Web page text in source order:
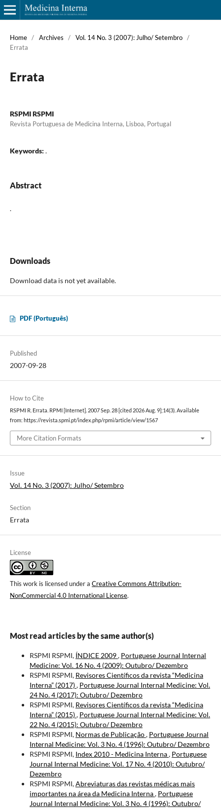
Home / Archives / Vol. 14 No. 3 (2007): Julho/ Setembro /
Errata
Errata
RSPMI RSPMI
Revista Portuguesa de Medicina Interna, Lisboa, Portugal
Keywords: .
Abstract
.
Downloads
Download data is not yet available.
PDF (Português)
Published
2007-09-28
How to Cite
RSPMI R. Errata. RPMI [Internet]. 2007 Sep. 28 [cited 2026 Aug. 9];14(3). Available
from: https://revista.spmi.pt/index.php/rpmi/article/view/1567
More Citation Formats
Issue
Vol. 14 No. 3 (2007): Julho/ Setembro
Section
Errata
License
This work is licensed under a Creative Commons Attribution-
NonCommercial 4.0 International License.
Most read articles by the same author(s)
RSPMI RSPMI, ÍNDICE 2009, Portuguese Journal Internal
Medicine: Vol. 16 No. 4 (2009): Outubro/ Dezembro
RSPMI RSPMI, Revisores Científicos da revista “Medicina
Interna” (2017), Portuguese Journal Internal Medicine: Vol.
24 No. 4 (2017): Outubro/ Dezembro
RSPMI RSPMI, Revisores Científicos da revista “Medicina
Interna” (2015), Portuguese Journal Internal Medicine: Vol.
22 No. 4 (2015): Outubro/ Dezembro
RSPMI RSPMI, Normas de Publicação, Portuguese Journal
Internal Medicine: Vol. 3 No. 4 (1996): Outubro/ Dezembro
RSPMI RSPMI, Index 2010 - Medicina Interna, Portuguese
Journal Internal Medicine: Vol. 17 No. 4 (2010): Outubro/
Dezembro
RSPMI RSPMI,Abreviaturas das revistas médicas mais
importantes na área da Medicina Interna, Portuguese
Journal Internal Medicine: Vol. 3 No. 4 (1996): Outubro/